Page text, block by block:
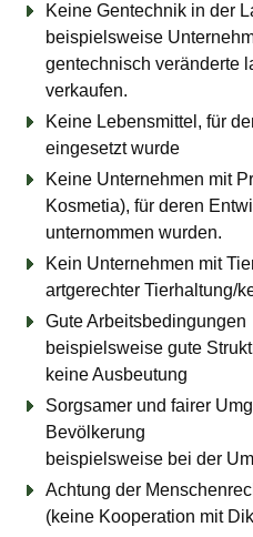
Keine Gentechnik in der
beispielsweise
gentechnisch veränderte
verkaufen.
Keine Lebensmittel, für
eingesetzt wurde
Keine Unternehmen mit
Kosmetia), für deren
unternommen wurden.
Kein Unternehmen mit
artgerechter Tierhaltung/
Gute Arbeitsbedingungen
beispielsweise gute
keine Ausbeutung
Sorgsamer und fairer
Bevölkerung
beispielsweise bei der
Achtung der
(keine Kooperation mit